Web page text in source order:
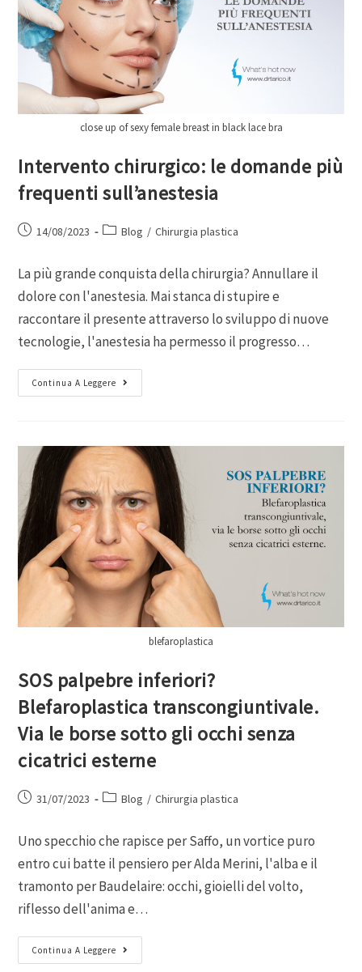
close up of sexy female breast in black lace bra
Intervento chirurgico: le domande più
frequenti sull’anestesia
14/08/2023 Blog / Chirurgia plastica
La più grande conquista della chirurgia? Annullare il
dolore con l'anestesia. Mai stanca di stupire e
raccontare il presente attraverso lo sviluppo di nuove
tecnologie, l'anestesia ha permesso il progresso…
Continua A Leggere
blefaroplastica
SOS palpebre inferiori?
Blefaroplastica transcongiuntivale.
Via le borse sotto gli occhi senza
cicatrici esterne
31/07/2023 Blog / Chirurgia plastica
Uno specchio che rapisce per Saffo, un vortice puro
entro cui batte il pensiero per Alda Merini, l'alba e il
tramonto per Baudelaire: occhi, gioielli del volto,
riflesso dell'anima e…
Continua A Leggere